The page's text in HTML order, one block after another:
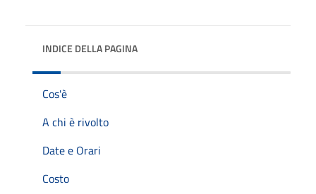
INDICE DELLA PAGINA
Cos'è
A chi è rivolto
Date e Orari
Costo